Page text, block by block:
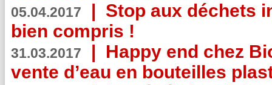
05.04.2017 | Stop aux déchets
bien compris !
31.03.2017 | Happy end chez
vente d’eau en bouteilles